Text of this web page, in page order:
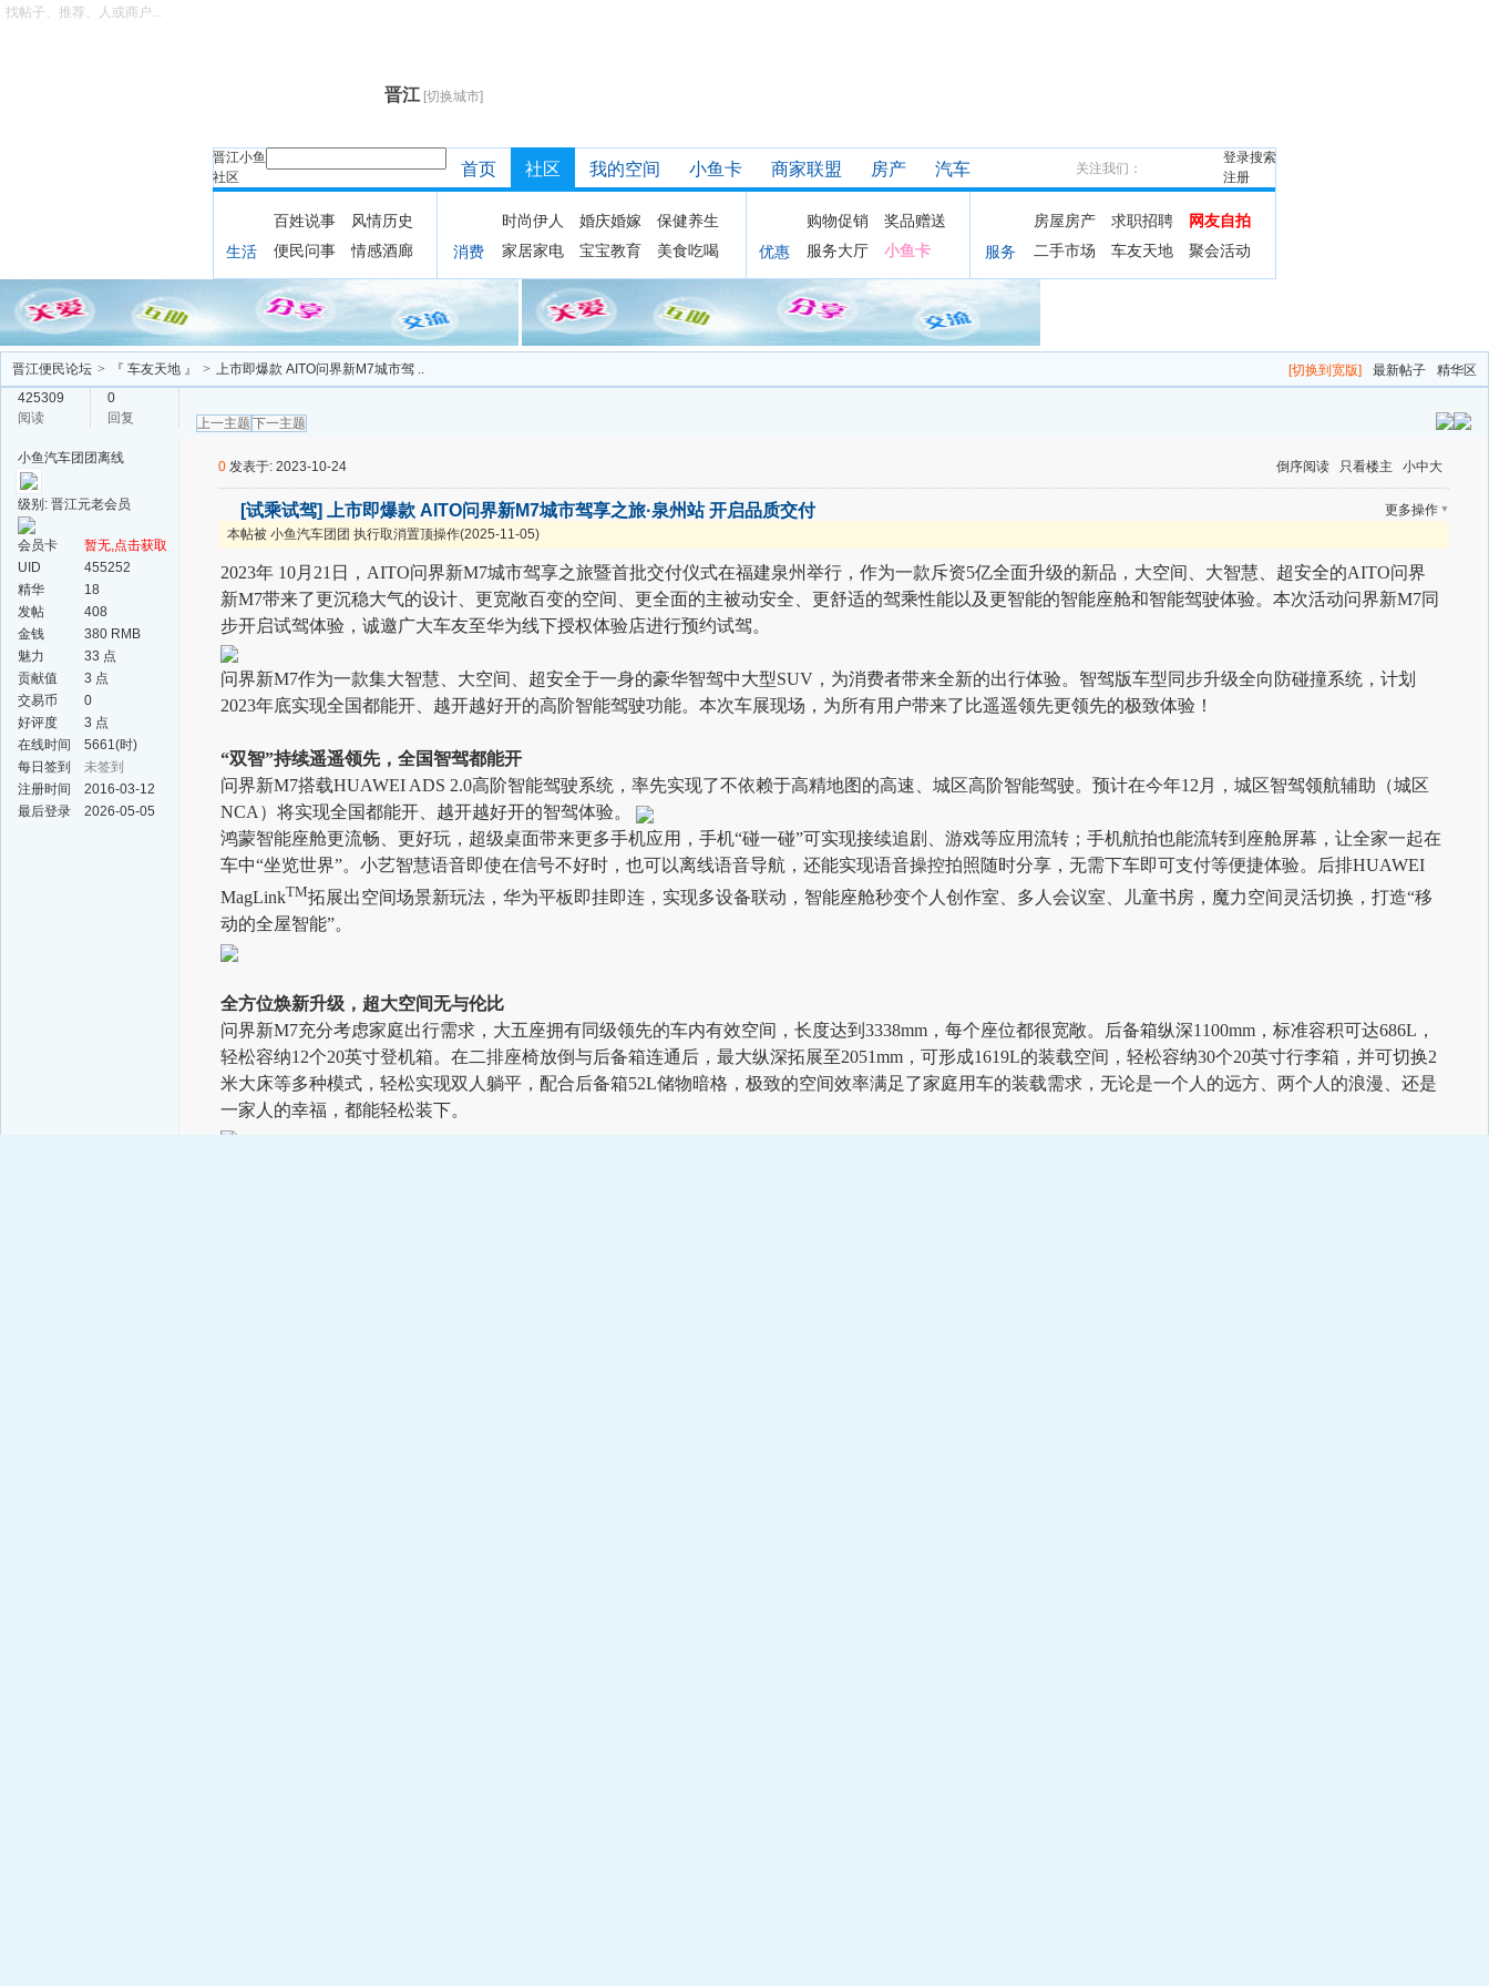
晋江 [切换城市]
晋江小鱼
社区
搜索
找帖子、推荐、人或商户...
登录
注册
首页 社区 我的空间 小鱼卡 商家联盟 房产 汽车 关注我们：
生活
百姓说事
风情历史
便民问事
情感酒廊 消费
时尚伊人 婚庆婚嫁
保健养生
家居家电
宝宝教育 美食吃喝 优惠
购物促销
奖品赠送
服务大厅
小鱼卡 服务
房屋房产 求职招聘
网友自拍
二手市场
车友天地 聚会活动
[切换到宽版] 最新帖子 精华区
晋江便民论坛 > 『 车友天地 』 > 上市即爆款 AITO问界新M7城市驾 ..
425309
阅读
0
回复
上一主题 下一主题
小鱼汽车团团离线
级别: 晋江元老会员
会员卡
暂无,点击获取
UID
455252
精华
18
发帖
408
金钱
380 RMB
魅力
33 点
贡献值
3 点
交易币
0
好评度
3 点
在线时间
5661(时)
每日签到
未签到
注册时间
2016-03-12
最后登录
2026-05-05
倒序阅读 只看楼主 小中大
0 发表于: 2023-10-24
更多操作 ▼
[试乘试驾] 上市即爆款 AITO问界新M7城市驾享之旅·泉州站 开启品质交付
本帖被 小鱼汽车团团 执行取消置顶操作(2025-11-05)
2023年 10月21日，AITO问界新M7城市驾享之旅暨首批交付仪式在福建泉州举行，作为一款斥资5亿全面升级的新品，大空间、大智慧、超安全的AITO问界
新M7带来了更沉稳大气的设计、更宽敞百变的空间、更全面的主被动安全、更舒适的驾乘性能以及更智能的智能座舱和智能驾驶体验。本次活动问界新M7同
步开启试驾体验，诚邀广大车友至华为线下授权体验店进行预约试驾。
问界新M7作为一款集大智慧、大空间、超安全于一身的豪华智驾中大型SUV，为消费者带来全新的出行体验。智驾版车型同步升级全向防碰撞系统，计划
2023年底实现全国都能开、越开越好开的高阶智能驾驶功能。本次车展现场，为所有用户带来了比遥遥领先更领先的极致体验！
“双智”持续遥遥领先，全国智驾都能开
问界新M7搭载HUAWEI ADS 2.0高阶智能驾驶系统，率先实现了不依赖于高精地图的高速、城区高阶智能驾驶。预计在今年12月，城区智驾领航辅助（城区
NCA）将实现全国都能开、越开越好开的智驾体验。
鸿蒙智能座舱更流畅、更好玩，超级桌面带来更多手机应用，手机“碰一碰”可实现接续追剧、游戏等应用流转；手机航拍也能流转到座舱屏幕，让全家一起在
车中“坐览世界”。小艺智慧语音即使在信号不好时，也可以离线语音导航，还能实现语音操控拍照随时分享，无需下车即可支付等便捷体验。后排HUAWEI
MagLinkTM拓展出空间场景新玩法，华为平板即挂即连，实现多设备联动，智能座舱秒变个人创作室、多人会议室、儿童书房，魔力空间灵活切换，打造“移
动的全屋智能”。
全方位焕新升级， 超大空间无与伦比
问界新M7充分考虑家庭出行需求，大五座拥有同级领先的车内有效空间，长度达到3338mm，每个座位都很宽敞。后备箱纵深1100mm，标准容积可达686L，
轻松容纳12个20英寸登机箱。在二排座椅放倒与后备箱连通后，最大纵深拓展至2051mm，可形成1619L的装载空间，轻松容纳30个20英寸行李箱，并可切换2
米大床等多种模式，轻松实现双人躺平，配合后备箱52L储物暗格，极致的空间效率满足了家庭用车的装载需求，无论是一个人的远方、两个人的浪漫、还是
一家人的幸福，都能轻松装下。